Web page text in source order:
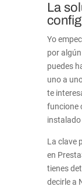
La
Yo
por
puedes
uno a
te
funcione
instalado
La clave
en
tienes
decirle a